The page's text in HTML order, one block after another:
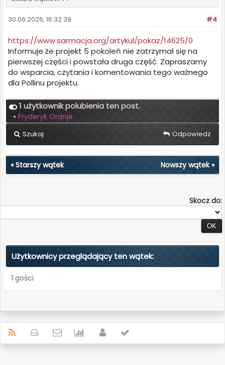
#4
30.06.2026, 16:32:39
https://www.sarmacja.org/artykul/pokaz/14625/0
Informuje że projekt 5 pokoleń nie zatrzymał się na
pierwszej części i powstała druga część. Zapraszamy
do wsparcia, czytania i komentowania tego ważnego
dla Pollinu projektu.
1 użytkownik polubienia ten post.
• Fryderyk Oranje
Szukaj Odpowiedz
«Starszy wątek Nowszy wątek»
Skocz do:
Użytkownicy przeglądający ten wątek:
1 gości